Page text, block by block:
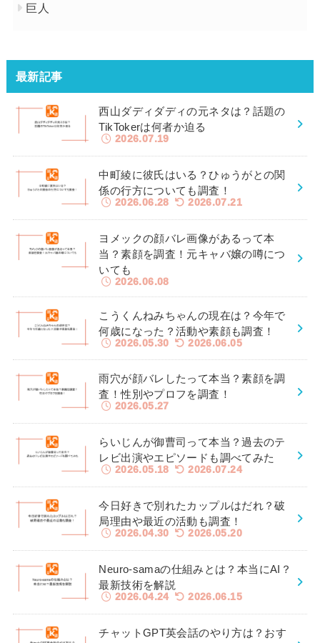
巨人
最新記事
西山ダディダディの元ネタは？話題の
TikTokerは何者か迫る
2026.07.19
中町綾に彼氏はいる？ひゅうがとの関
係の行方についても調査！
2026.06.28 2026.07.21
ヨメックの顔バレ画像があるって本
当？素顔を調査！元キャバ嬢の噂につ
いても
2026.06.08
こうくんねみちゃんの現在は？今年で
何歳になった？活動や素顔も調査！
2026.05.30 2026.06.05
雨穴が顔バレしたって本当？素顔を調
査！性別やプロフを調査！
2026.05.27
らいじんが御曹司って本当？過去のテ
レビ出演やエピソードも調べてみた
2026.05.18 2026.07.24
今日好きで別れたカップルはだれ？破
局理由や最近の活動も調査！
2026.04.30 2026.05.20
Neuro-samaの仕組みとは？本当にAI？
最新技術を解説
2026.04.24 2026.06.15
チャットGPT英会話のやり方は？おす